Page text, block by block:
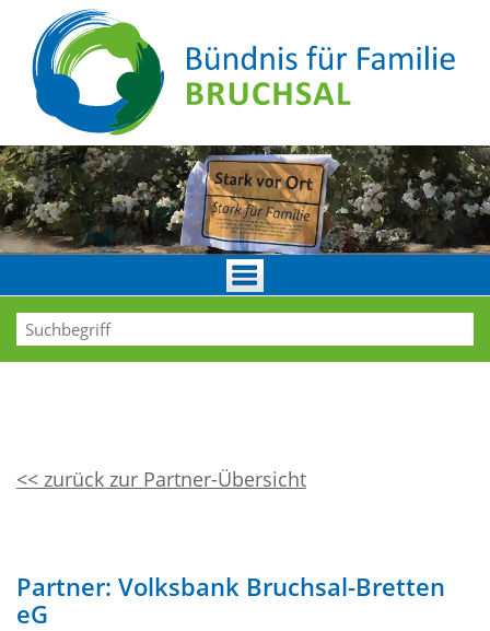
<< zurück zur Partner-Übersicht
Partner: Volksbank Bruchsal-Bretten
eG